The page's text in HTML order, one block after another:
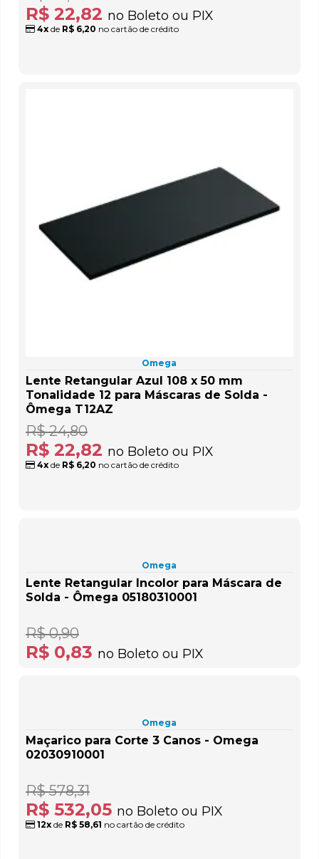
R$ 22,82 no Boleto ou PIX
4x de R$ 6,20 no cartão de crédito
Omega
Lente Retangular Azul 108 x 50 mm
Tonalidade 12 para Máscaras de Solda -
Ômega T12AZ
R$ 22,82 no Boleto ou PIX
R$ 24,80
4x de R$ 6,20 no cartão de crédito
Omega
Lente Retangular Incolor para Máscara de
Solda - Ômega 05180310001
R$ 0,83 no Boleto ou PIX
R$ 0,90
Omega
Maçarico para Corte 3 Canos - Omega
02030910001
R$ 532,05 no Boleto ou PIX
R$ 578,31
12x de R$ 58,61 no cartão de crédito